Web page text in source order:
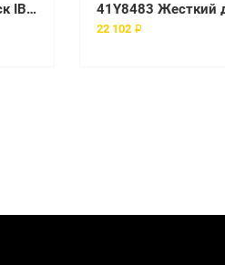
00MP612 Жесткий диск IBM 900GB 10K 6G SAS G3HS SFF HDD
22 102 ₽